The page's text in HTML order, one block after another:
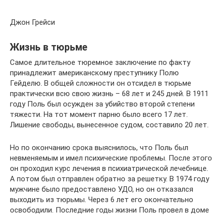
Джон Грейси
Жизнь в тюрьме
Самое длительное тюремное заключение по факту
принадлежит американскому преступнику Полю
Гейделю. В общей сложности он отсидел в тюрьме
практически всю свою жизнь – 68 лет и 245 дней. В 1911
году Поль был осужден за убийство второй степени
тяжести. На тот момент парню было всего 17 лет.
Лишение свободы, вынесенное судом, составило 20 лет.
Но по окончанию срока выяснилось, что Поль был
невменяемым и имел психические проблемы. После этого
он проходил курс лечения в психиатрической лечебнице.
А потом был отправлен обратно за решетку. В 1974 году
мужчине было предоставлено УДО, но он отказался
выходить из тюрьмы. Через 6 лет его окончательно
освободили. Последние годы жизни Поль провел в доме